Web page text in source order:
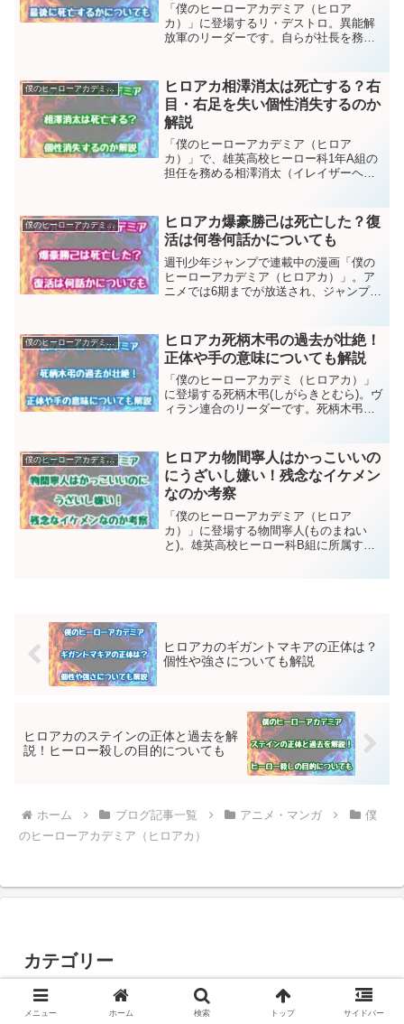
「僕のヒーローアカデミア（ヒロア
カ）」に登場するリ・デストロ。異能解
放軍のリーダーです。自らが社長を務め
「異能解放軍」の指導者という裏の顔を
持っています。今回はリデス...
僕のヒーローアカデミア（ヒロアカ）
ヒロアカ相澤消太は死亡する？右
目・右足を失い個性消失するのか
解説
「僕のヒーローアカデミア（ヒロア
カ）」で、雄英高校ヒーロー科1年A組の
担任を務める相澤消太（イレイザーヘッ
を消します。しかし一瞬のスキを突か
れ、死柄木に個性を消し去る銃...
僕のヒーローアカデミア（ヒロアカ）
ヒロアカ爆豪勝己は死亡した？復
活は何巻何話かについても
週刊少年ジャンプで連載中の漫画「僕の
ヒーローアカデミア（ヒロアカ）」。ア
ニメでは6期までが放送され、ジャンプ本
の中でも上位の人気を誇り、本誌でも活
躍を見せている“爆豪勝己...
僕のヒーローアカデミア（ヒロアカ）
ヒロアカ死柄木弔の過去が壮絶！
正体や手の意味についても解説
「僕のヒーローアカデミ（ヒロアカ）」
に登場する死柄木弔(しがらきとむら)。ヴ
ィラン連合のリーダーです。死柄木弔と
の過去に関係しているんですね。今回は
死柄木の過去や個性に...
僕のヒーローアカデミア（ヒロアカ）
ヒロアカ物間寧人はかっこいいの
にうざいし嫌い！残念なイケメン
なのか考察
「僕のヒーローアカデミア（ヒロア
カ）」に登場する物間寧人(ものまねい
と)。雄英高校ヒーロー科B組に所属する
ヒロアカのギガントマキアの正体は？
個性や強さについても解説
ヒロアカのステインの正体と過去を解
説！ヒーロー殺しの目的についても
ホーム ブログ記事一覧 アニメ・マンガ
僕
のヒーローアカデミア（ヒロアカ）
カテゴリー
ブログ記事一覧
メニュー ホーム 検索 トップ サイドバー